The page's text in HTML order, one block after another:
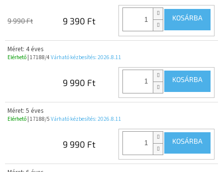
9 990 Ft 9 390 Ft KOSÁRBA
Méret: 4 éves
Elérhető | 17188/4 Várható kézbesítés: 2026.8.11
9 990 Ft KOSÁRBA
Méret: 5 éves
Elérhető | 17188/5 Várható kézbesítés: 2026.8.11
9 990 Ft KOSÁRBA